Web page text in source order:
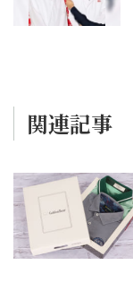
関連記事